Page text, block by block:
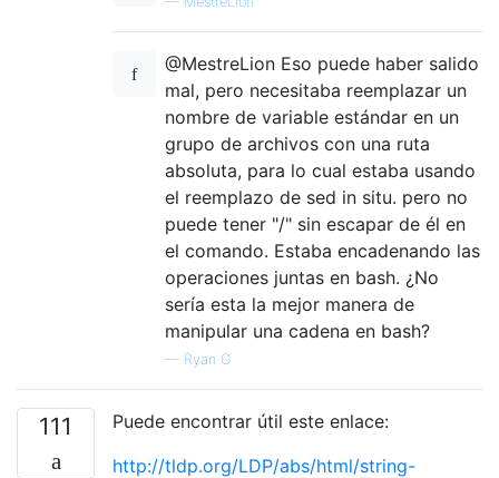
@MestreLion Eso puede haber salido
mal, pero necesitaba reemplazar un
nombre de variable estándar en un
grupo de archivos con una ruta
absoluta, para lo cual estaba usando
el reemplazo de sed in situ. pero no
puede tener "/" sin escapar de él en
el comando. Estaba encadenando las
operaciones juntas en bash. ¿No
sería esta la mejor manera de
manipular una cadena en bash?
— Ryan G
111
Puede encontrar útil este enlace:
http://tldp.org/LDP/abs/html/string-